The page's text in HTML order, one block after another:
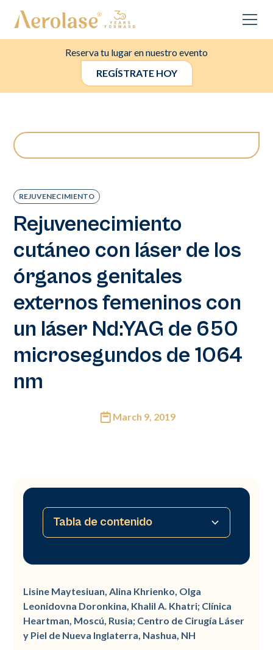
Reserva tu lugar en nuestro evento
REGÍSTRATE HOY
REJUVENECIMIENTO
Rejuvenecimiento
cutáneo con láser de los
órganos genitales
externos femeninos con
un láser Nd:YAG de 650
microsegundos de 1064
nm
March 9, 2019
Lisine Maytesiuan, Alina Khrienko, Olga
Leonidovna Doronkina, Khalil A. Khatri; Clínica
Heartman, Moscú, Rusia; Centro de Cirugía Láser
y Piel de Nueva Inglaterra, Nashua, NH
Tabla de contenido